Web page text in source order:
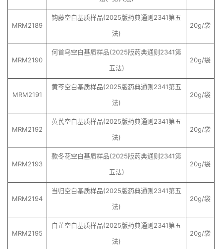
MRM2189
钩藤空白基质样品(2025版药典通则2341第五
法)
20g/袋
MRM2190
何首乌空白基质样品(2025版药典通则2341第
五法)
20g/袋
MRM2191
黄芩空白基质样品(2025版药典通则2341第五
法)
20g/袋
MRM2192
黄芪空白基质样品(2025版药典通则2341第五
法)
20g/袋
MRM2193
款冬花空白基质样品(2025版药典通则2341第
五法)
20g/袋
MRM2194
当归空白基质样品(2025版药典通则2341第五
法)
20g/袋
MRM2195
白芷空白基质样品(2025版药典通则2341第五
法)
20g/袋